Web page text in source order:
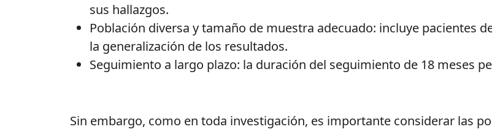
sus hallazgos.
Población diversa y tamaño de muestra adecuado: incluye pacientes
la generalización de los resultados.
Seguimiento a largo plazo: la duración del seguimiento de 18 meses
Sin embargo, como en toda investigación, es importante considerar las